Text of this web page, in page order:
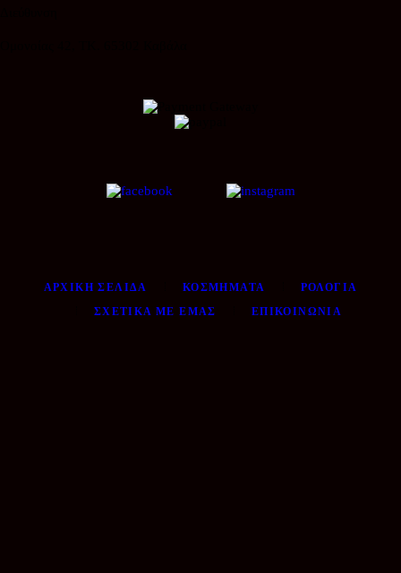
ΑΡΧΙΚΉ ΣΕΛΊΔΑ ΚΟΣΜΉΜΑΤΑ
ΡΟΛΌΓΙΑ
ΣΧΕΤΙΚΆ ΜΕ ΕΜΆΣ
ΕΠΙΚΟΙΝΩΝΊΑ